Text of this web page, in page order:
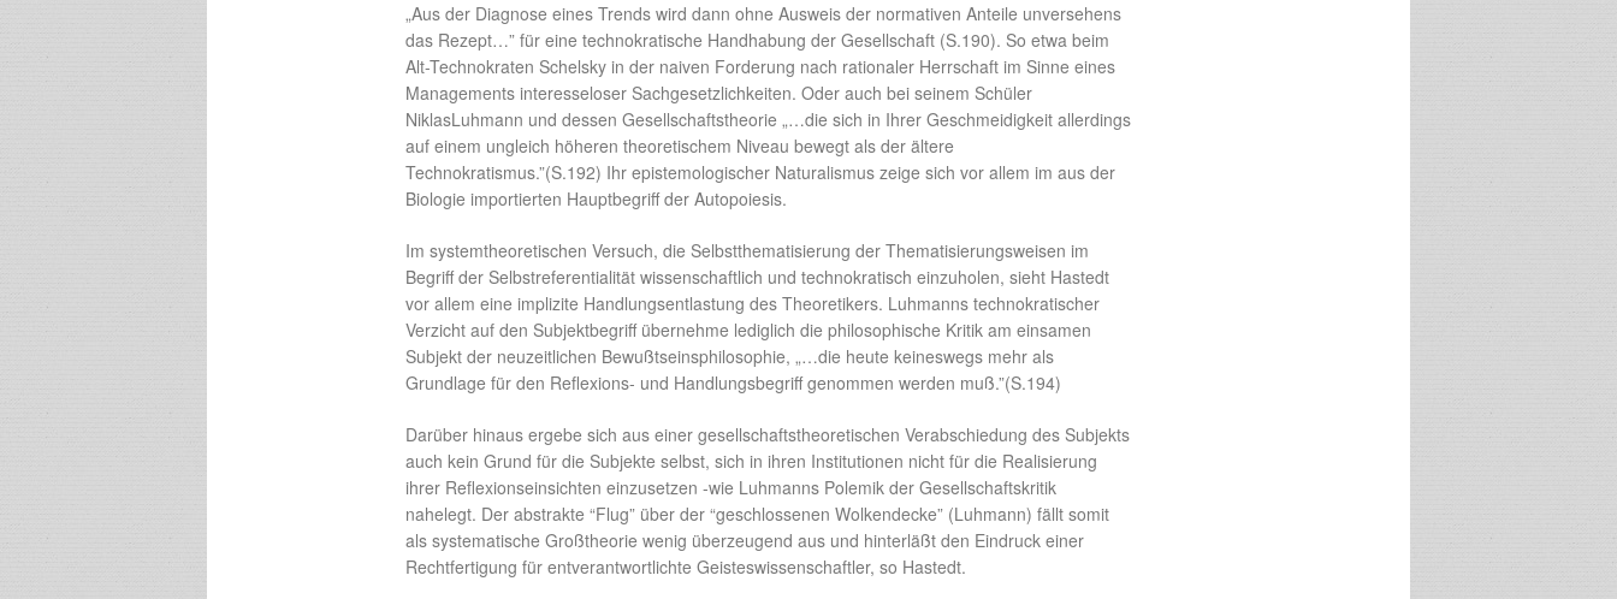
„Aus der Diagnose eines Trends wird dann ohne Ausweis der normativen Anteile unversehens
das Rezept…” für eine technokratische Handhabung der Gesellschaft (S.190). So etwa beim
Alt-Technokraten Schelsky in der naiven Forderung nach rationaler Herrschaft im Sinne eines
Managements interesseloser Sachgesetzlichkeiten. Oder auch bei seinem Schüler
NiklasLuhmann und dessen Gesellschaftstheorie „…die sich in Ihrer Geschmeidigkeit allerdings
auf einem ungleich höheren theoretischem Niveau bewegt als der ältere
Technokratismus.”(S.192) Ihr epistemologischer Naturalismus zeige sich vor allem im aus der
Biologie importierten Hauptbegriff der Autopoiesis.
Im systemtheoretischen Versuch, die Selbstthematisierung der Thematisierungsweisen im
Begriff der Selbstreferentialität wissenschaftlich und technokratisch einzuholen, sieht Hastedt
vor allem eine implizite Handlungsentlastung des Theoretikers. Luhmanns technokratischer
Verzicht auf den Subjektbegriff übernehme lediglich die philosophische Kritik am einsamen
Subjekt der neuzeitlichen Bewußtseinsphilosophie, „…die heute keineswegs mehr als
Grundlage für den Reflexions- und Handlungsbegriff genommen werden muß.”(S.194)
Darüber hinaus ergebe sich aus einer gesellschaftstheoretischen Verabschiedung des Subjekts
auch kein Grund für die Subjekte selbst, sich in ihren Institutionen nicht für die Realisierung
ihrer Reflexionseinsichten einzusetzen -wie Luhmanns Polemik der Gesellschaftskritik
nahelegt. Der abstrakte “Flug” über der “geschlossenen Wolkendecke” (Luhmann) fällt somit
als systematische Großtheorie wenig überzeugend aus und hinterläßt den Eindruck einer
Rechtfertigung für entverantwortlichte Geisteswissenschaftler, so Hastedt.